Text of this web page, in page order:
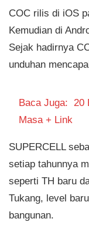
COC rilis di iOS
Kemudian di
Sejak hadirnya
unduhan
Baca Juga: 20
Masa + Link
SUPERCELL
setiap tahunnya
seperti TH baru
Tukang, level
bangunan.